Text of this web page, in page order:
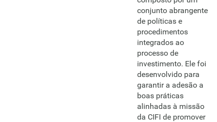
conjunto abrangente
de políticas e
procedimentos
integrados ao
processo de
investimento. Ele foi
desenvolvido para
garantir a adesão a
boas práticas
alinhadas à missão
da CIFI de promover